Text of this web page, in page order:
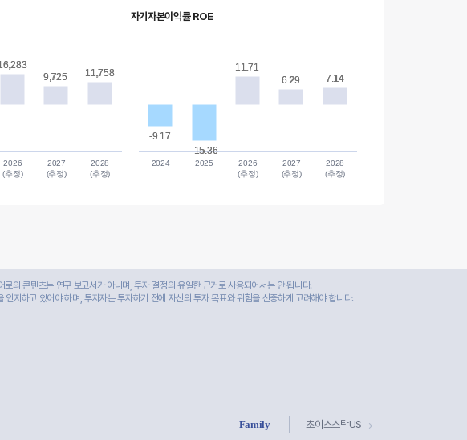
9,725
9,725 11,758
11,758
2026
(추정)
2027
(추정)
2028
(추정)
자기자본이익률 ROE
-9.17
-9.17
-15.36
-15.36
11.71
11.71
6.29
6.29 7.14
7.14
2024 2025
2026
(추정)
2027
(추정)
2028
(추정)
의 콘텐츠는 연구 보고서가 아니며, 투자 결정의 유일한 근거로 사용되어서는 안 됩니다.
지하고 있어야 하며, 투자자는 투자하기 전에 자신의 투자 목표와 위험을 신중하게 고려해야 합니다.
Family 초이스스탁US